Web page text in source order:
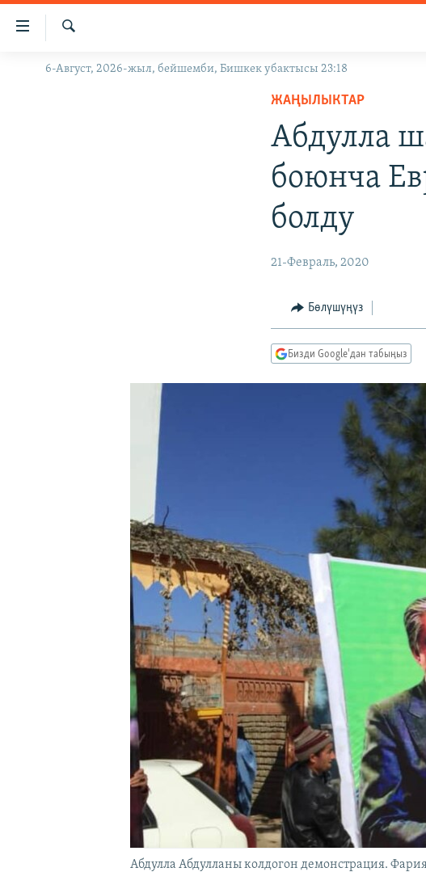
Линктер
Мазмунга
Навигацияга
ЖАҢЫЛЫКТАР
Издөө
6-Август, 2026-жыл, бейшемби, Бишкек убактысы 23:18
ЖАҢЫЛЫКТАР
Абдулла
боюнча
болду
21-Февраль, 2020
Бөлүшүңүз
Бизди Google'дан табыңыз
Абдулла Абдулланы колдогон демонстрация.